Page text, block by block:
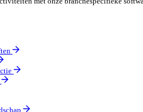
draaien op snelheid en